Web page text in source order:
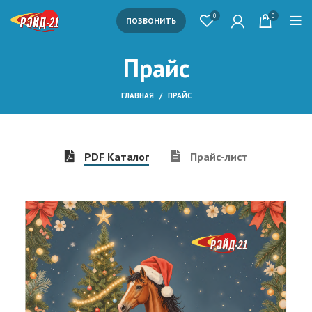
ПОЗВОНИТЬ 0 0
Прайс
ГЛАВНАЯ ПРАЙС
PDF Каталог Прайс-лист